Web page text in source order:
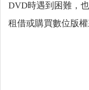
DVD時遇到困難，
租借或購買數位版權